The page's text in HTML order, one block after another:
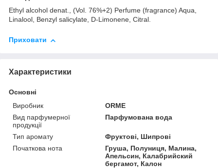
Ethyl alcohol denat., (Vol. 76%+2) Perfume (fragrance) Aqua,
Linalool, Benzyl salicylate, D-Limonene, Citral.
Приховати
Характеристики
Основні
Виробник
ORME
Вид парфумерної
продукції
Парфумована вода
Тип аромату
Фруктові, Шипрові
Початкова нота
Груша, Полуниця, Малина,
Апельсин, Калабрийский
бергамот, Калон